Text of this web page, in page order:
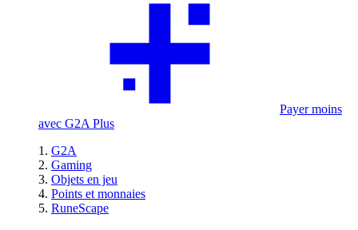
Payer moins
avec G2A Plus
G2A
Gaming
Objets en jeu
Points et monnaies
RuneScape